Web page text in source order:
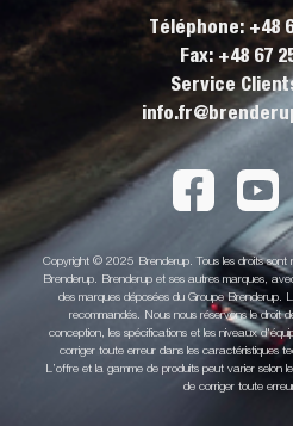
Téléphone: +48
Fax: +48 67
Service
Copyright © 2025 Brenderup. Tous les droits sont
Brenderup. Brenderup et ses autres marques,
des marques déposées du Groupe Brenderup.
recommandés. Nous nous réservons le droit
conception, les spécifications et les niveaux
corriger toute erreur dans les caractéristiques
L’offre et la gamme de produits peut varier selon
de corriger toute